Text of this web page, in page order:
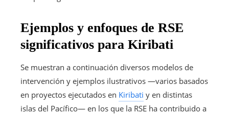
Ejemplos y enfoques de RSE
significativos para Kiribati
Se muestran a continuación diversos modelos de
intervención y ejemplos ilustrativos —varios basados
en proyectos ejecutados en Kiribati y en distintas
islas del Pacífico— en los que la RSE ha contribuido a